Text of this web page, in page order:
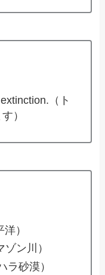
（ト
）
）
ン川）
ラ砂漠）